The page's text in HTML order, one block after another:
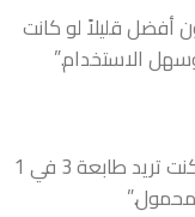
أفضل قليلاً لو كانت
الاستخدام.”
“طابعة سامسونج M2070W جيدة إذا كنت تريد طابعة 3 في 1